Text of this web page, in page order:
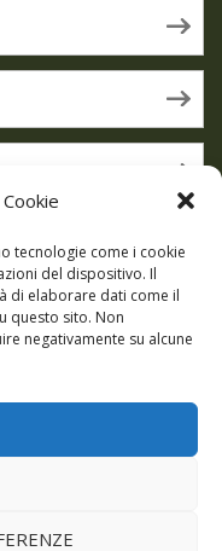
tecnologie come i cookie
del dispositivo. Il
di elaborare dati come il
questo sito. Non
negativamente su alcune
Policy (UE)